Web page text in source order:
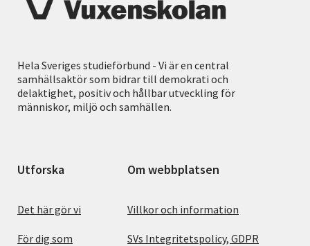
Hela Sveriges studieförbund - Vi är en central
samhällsaktör som bidrar till demokrati och
delaktighet, positiv och hållbar utveckling för
människor, miljö och samhällen.
Utforska
Det här gör vi
För dig som
Om webbplatsen
Villkor och information
SVs Integritetspolicy, GDPR